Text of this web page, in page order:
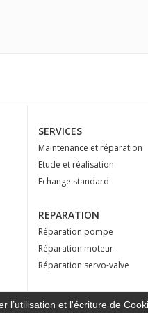
SERVICES
Maintenance et réparation
Etude et réalisation
Echange standard
REPARATION
Réparation pompe
Réparation moteur
Réparation servo-valve
l’utilisation et l'écriture de